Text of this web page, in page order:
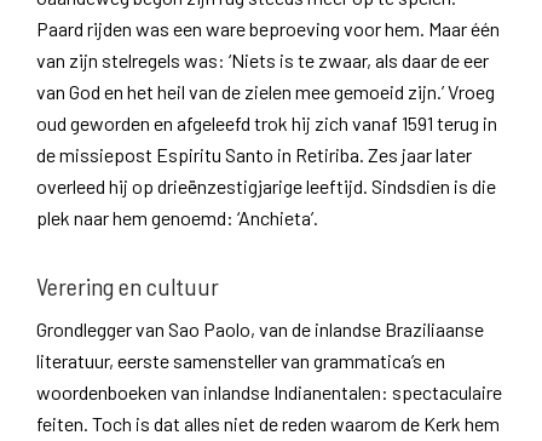
Paard rijden was een ware beproeving voor hem. Maar één
van zijn stelregels was: ‘Niets is te zwaar, als daar de eer
van God en het heil van de zielen mee gemoeid zijn.’ Vroeg
oud geworden en afgeleefd trok hij zich vanaf 1591 terug in
de missiepost Espiritu Santo in Retiriba. Zes jaar later
overleed hij op drieënzestigjarige leeftijd. Sindsdien is die
plek naar hem genoemd: ‘Anchieta’.
Verering en cultuur
Grondlegger van Sao Paolo, van de inlandse Braziliaanse
literatuur, eerste samensteller van grammatica’s en
woordenboeken van inlandse Indianentalen: spectaculaire
feiten. Toch is dat alles niet de reden waarom de Kerk hem